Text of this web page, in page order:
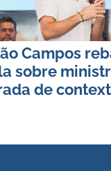
Campos
sobre
de